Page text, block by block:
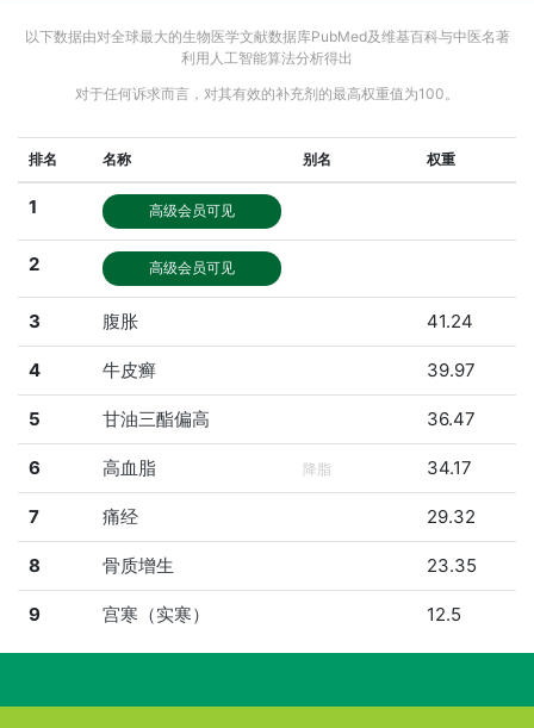
以下数据由对全球最大的生物医学文献数据库PubMed及维基百科与中医名著
利用人工智能算法分析得出
对于任何诉求而言，对其有效的补充剂的最高权重值为100。
排名 名称 别名 权重
1 高级会员可见
2 高级会员可见
3 腹胀 41.24
4 牛皮癣 39.97
5 甘油三酯偏高 36.47
6 高血脂 降脂 34.17
7 痛经 29.32
8 骨质增生 23.35
9 宫寒（实寒） 12.5